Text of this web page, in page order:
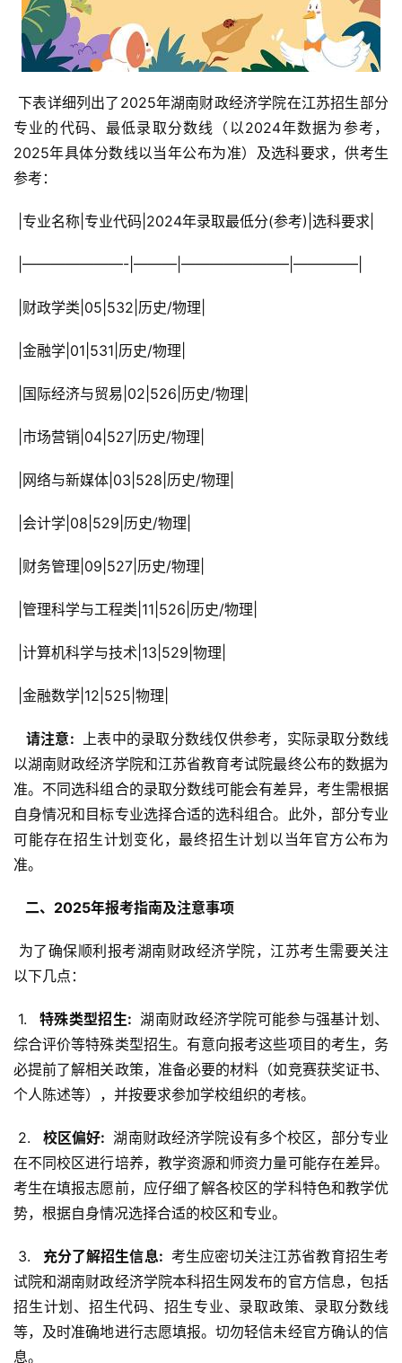
下表详细列出了2025年湖南财政经济学院在江苏招生部分
专业的代码、最低录取分数线（以2024年数据为参考，
2025年具体分数线以当年公布为准）及选科要求，供考生
参考：
|专业名称|专业代码|2024年录取最低分(参考)|选科要求|
|———————-|———|———————–|————–|
|财政学类|05|532|历史/物理|
|金融学|01|531|历史/物理|
|国际经济与贸易|02|526|历史/物理|
|市场营销|04|527|历史/物理|
|网络与新媒体|03|528|历史/物理|
|会计学|08|529|历史/物理|
|财务管理|09|527|历史/物理|
|管理科学与工程类|11|526|历史/物理|
|计算机科学与技术|13|529|物理|
|金融数学|12|525|物理|
  请注意:
上表中的录取分数线仅供参考，实际录取分数线
以湖南财政经济学院和江苏省教育考试院最终公布的数据为
准。不同选科组合的录取分数线可能会有差异，考生需根据
自身情况和目标专业选择合适的选科组合。此外，部分专业
可能存在招生计划变化，最终招生计划以当年官方公布为
准。
  二、2025年报考指南及注意事项
以下几点：
1.
  特殊类型招生:
湖南财政经济学院可能参与强基计划、
综合评价等特殊类型招生。有意向报考这些项目的考生，务
必提前了解相关政策，准备必要的材料（如竞赛获奖证书、
个人陈述等），并按要求参加学校组织的考核。
2.
  校区偏好:
湖南财政经济学院设有多个校区，部分专业
在不同校区进行培养，教学资源和师资力量可能存在差异。
考生在填报志愿前，应仔细了解各校区的学科特色和教学优
势，根据自身情况选择合适的校区和专业。
3.
  充分了解招生信息:
考生应密切关注江苏省教育招生考
试院和湖南财政经济学院本科招生网发布的官方信息，包括
招生计划、招生代码、招生专业、录取政策、录取分数线
等，及时准确地进行志愿填报。切勿轻信未经官方确认的信
息。